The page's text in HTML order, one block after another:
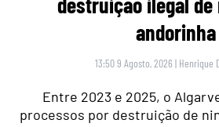
andorinha
13:50 9 Agosto, 2026 | Henrique
Entre 2023 e 2025, o
processos por destruição de